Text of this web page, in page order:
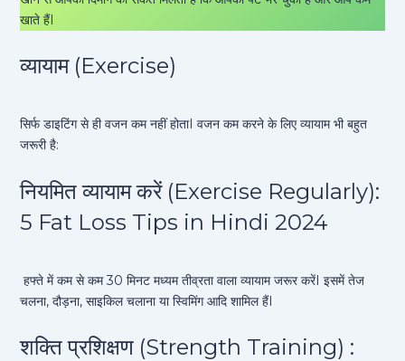
खाते हैंI
व्यायाम (Exercise)
सिर्फ डाइटिंग से ही वजन कम नहीं होताI वजन कम करने के लिए व्यायाम भी बहुत
जरूरी है:
नियमित व्यायाम करें (Exercise Regularly):
5 Fat Loss Tips in Hindi 2024
हफ्ते में कम से कम 30 मिनट मध्यम तीव्रता वाला व्यायाम जरूर करेंI इसमें तेज
चलना, दौड़ना, साइकिल चलाना या स्विमिंग आदि शामिल हैंI
शक्ति प्रशिक्षण (Strength Training) :